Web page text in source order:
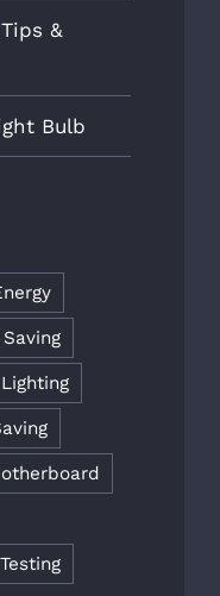
&
Bulb
Lighting
Testing